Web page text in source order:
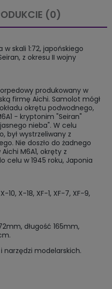
(0)
skali 1:72, japońskiego
z okresu II wojny
produkowany w
firmę Aichi. Samolot mógł
okrętu podwodnego,
- kryptonim "Seiran"
nieba". W celu
był wystrzeliwany z
Nie doszło do żadnego
M6A1, okręty z
celu w 1945 roku, Japonia
10, X-18, XF-1, XF-7, XF-9,
długość 165mm,
narzędzi modelarskich.